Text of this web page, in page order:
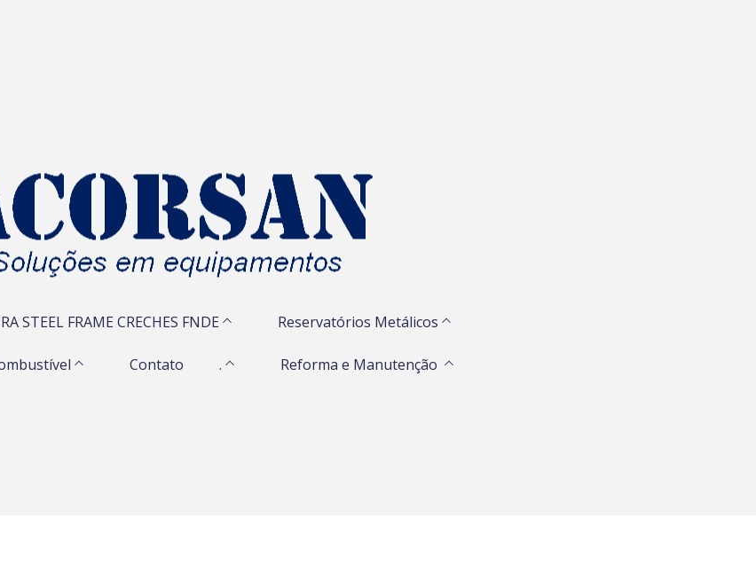
STEEL FRAME CRECHES FNDE Reservatórios Metálicos
Contato . Reforma e Manutenção